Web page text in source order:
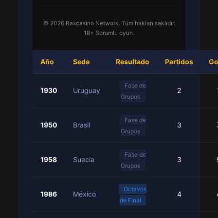
© 2026 Raxcasino Network. Tüm hakları saklıdır.
18+ Sorumlu oyun.
Año Sede Resultado Partidos
1930 Uruguay
Fase de
Grupos
2
1950 Brasil
Fase de
Grupos
3
1958 Suecia
Fase de
Grupos
3
1986 México
Octavos
de Final
4